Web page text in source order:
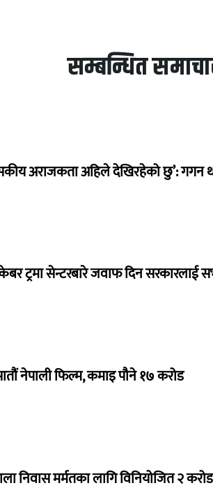
सम्बन्धित
अराजकता अहिले देखिरहेको छु’: गगन
ट्रमा सेन्टरबारे जवाफ दिन सरकारलाई
नेपाली फिल्म, कमाइ पौने १७ करोड
निवास मर्मतका लागि विनियोजित २